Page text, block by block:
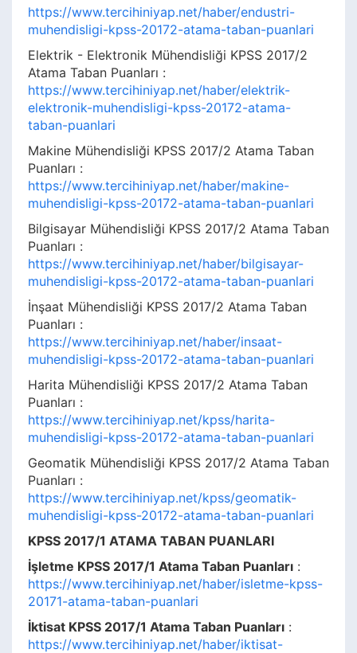
https://www.tercihiniyap.net/haber/endustri-
muhendisligi-kpss-20172-atama-taban-puanlari
Elektrik - Elektronik Mühendisliği KPSS 2017/2
Atama Taban Puanları :
https://www.tercihiniyap.net/haber/elektrik-
elektronik-muhendisligi-kpss-20172-atama-
taban-puanlari
Makine Mühendisliği KPSS 2017/2 Atama Taban
Puanları :
https://www.tercihiniyap.net/haber/makine-
muhendisligi-kpss-20172-atama-taban-puanlari
Bilgisayar Mühendisliği KPSS 2017/2 Atama Taban
Puanları :
https://www.tercihiniyap.net/haber/bilgisayar-
muhendisligi-kpss-20172-atama-taban-puanlari
İnşaat Mühendisliği KPSS 2017/2 Atama Taban
Puanları :
https://www.tercihiniyap.net/haber/insaat-
muhendisligi-kpss-20172-atama-taban-puanlari
Harita Mühendisliği KPSS 2017/2 Atama Taban
Puanları :
https://www.tercihiniyap.net/kpss/harita-
muhendisligi-kpss-20172-atama-taban-puanlari
Geomatik Mühendisliği KPSS 2017/2 Atama Taban
Puanları :
https://www.tercihiniyap.net/kpss/geomatik-
muhendisligi-kpss-20172-atama-taban-puanlari
KPSS 2017/1 ATAMA TABAN PUANLARI
İşletme KPSS 2017/1 Atama Taban Puanları :
https://www.tercihiniyap.net/haber/isletme-kpss-
20171-atama-taban-puanlari
İktisat KPSS 2017/1 Atama Taban Puanları :
https://www.tercihiniyap.net/haber/iktisat-